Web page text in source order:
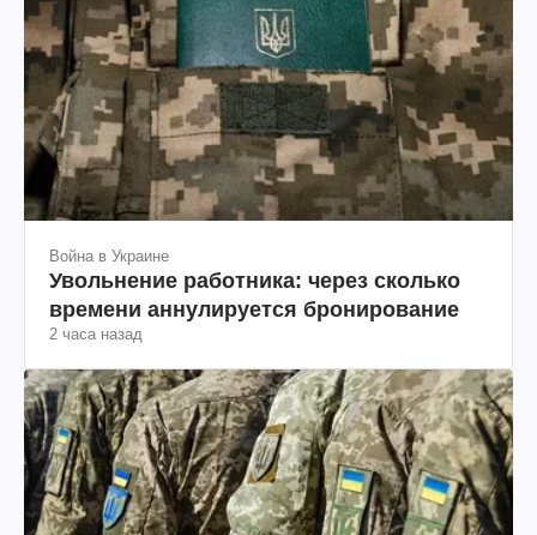
Война в Украине
Увольнение работника: через сколько
времени аннулируется бронирование
2 часа назад